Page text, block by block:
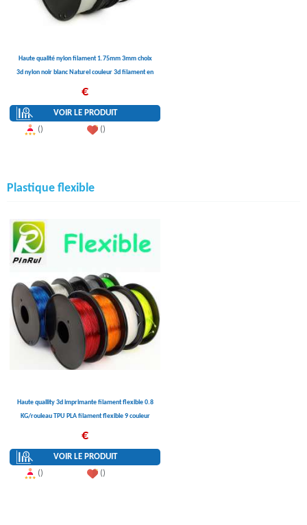
Haute qualité nylon filament 1.75mm 3mm choix
3d nylon noir blanc Naturel couleur 3d filament en
€
VOIR LE PRODUIT
()
()
Plastique flexible
Haute quallity 3d imprimante filament flexible 0.8
KG/rouleau TPU PLA filament flexible 9 couleur
€
VOIR LE PRODUIT
()
()